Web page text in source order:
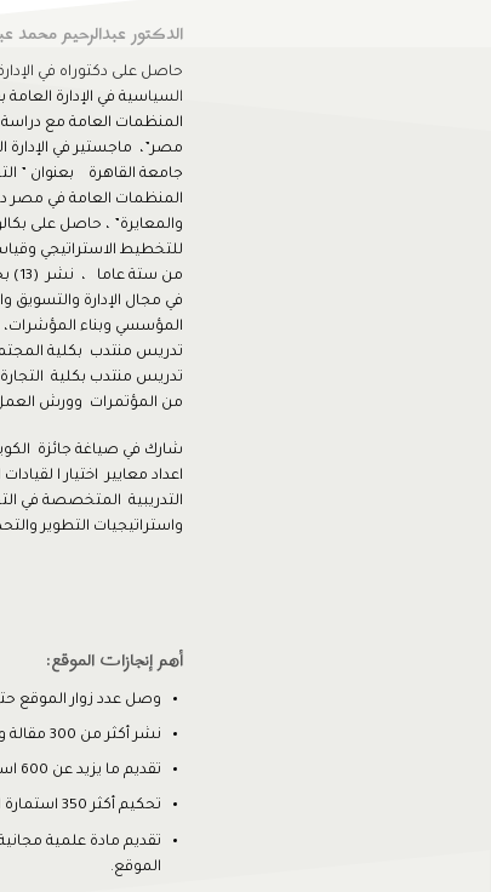
الدكتورعبدالرحيم محمد
حاصل على دكتوراه في
السياسية في الإدارة
المنظمات العامة مع دراسة
مصر”، ماجستير في الإدارة
جامعة القاهرة بعنوان ”
المنظمات العامة في مصر
والمعايرة” ، حاصل على
للتخطيط الاستراتيجي
في مجال الإدارة والتسويق
المؤسسي وبناء المؤشرات،
تدريس منتدب بكلية
من المؤتمرات وورش
شارك في صياغة جائزة
اعداد معايير اختيار ا
التدريبية المتخصصة في
واستراتيجيات التطوير
أهم إنجازات الموقع:
وصل عدد زوار الموقع حتى الآن
نشر أكثر من 300 مقالة وبحث من خلال الموقع
تقديم ما يزيد عن 600 استشارة لزائري الموقع.
تحكيم أكثر 350 استمارة استبيان لطلاب وباحثين
تقديم مادة علمية
الموقع.